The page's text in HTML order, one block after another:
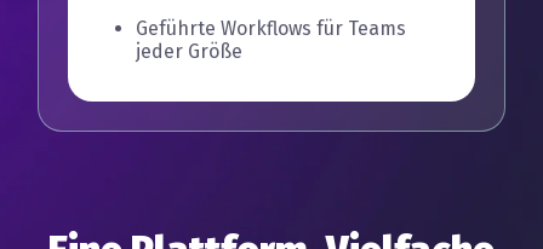
Geführte Workflows für Teams
jeder Größe